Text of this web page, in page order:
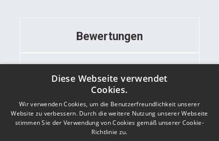
Bewertungen
Informationen
Kontakt
Diese Webseite verwendet
Cookies.
Wir verwenden Cookies, um die Benutzerfreundlichkeit unserer
Website zu verbessern. Durch die weitere Nutzung unserer Webseite
stimmen Sie der Verwendung von Cookies gemäß unserer Cookie-
Richtlinie zu.